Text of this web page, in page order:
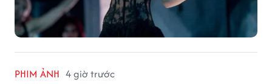
PHIM ẢNH 4 giờ trước